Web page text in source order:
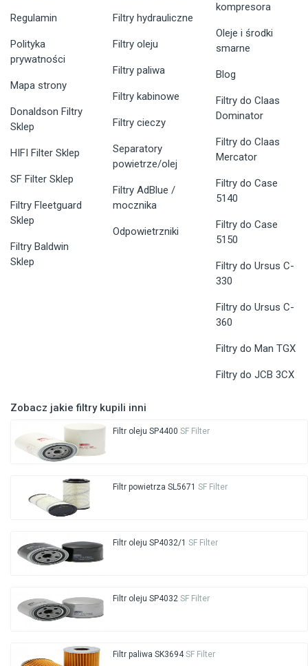
Regulamin
Polityka
prywatności
Mapa strony
Donaldson Filtry
Sklep
HIFI Filter Sklep
SF Filter Sklep
Filtry Fleetguard
Sklep
Filtry Baldwin
Sklep
Filtry hydrauliczne
Filtry oleju
Filtry paliwa
Filtry kabinowe
Filtry cieczy
Separatory
powietrze/olej
Filtry AdBlue /
mocznika
Odpowietrzniki
kompresora
Oleje i środki
smarne
Blog
Filtry do Claas
Dominator
Filtry do Claas
Mercator
Filtry do Case
5140
Filtry do Case
5150
Filtry do Ursus C-
330
Filtry do Ursus C-
360
Filtry do Man TGX
Filtry do JCB 3CX
Zobacz jakie filtry kupili inni
Filtr oleju SP4400 SF Filter
Filtr powietrza SL5671 SF Filter
Filtr oleju SP4032/1 SF Filter
Filtr oleju SP4032 SF Filter
Filtr paliwa SK3694SF Filter